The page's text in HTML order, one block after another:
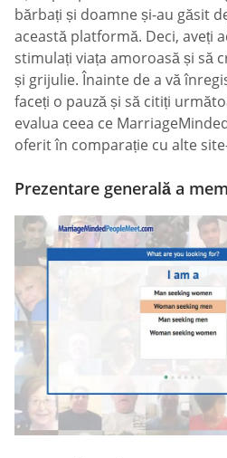
bărbați și doamne și-au găsit
această platformă. Deci, aveți
stimulați viața amoroasă și să
și grijulie. Înainte de a vă
faceți o pauză și să citiți
evalua ceea ce
oferit în comparație cu alte
Prezentare generală a